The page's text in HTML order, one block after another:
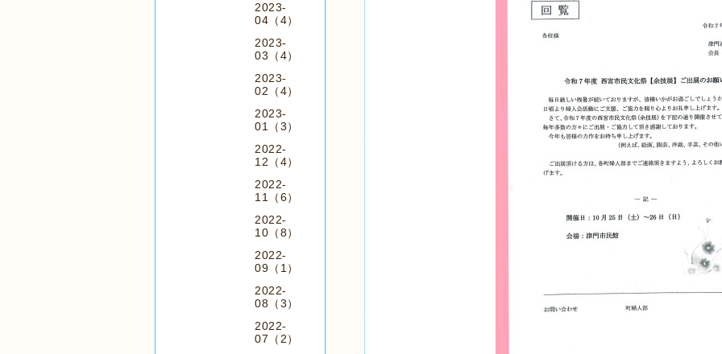
2023-
04（4）
2023-
03（4）
2023-
02（4）
2023-
01（3）
2022-
12（4）
2022-
11（6）
2022-
10（8）
2022-
09（1）
2022-
08（3）
2022-
07（2）